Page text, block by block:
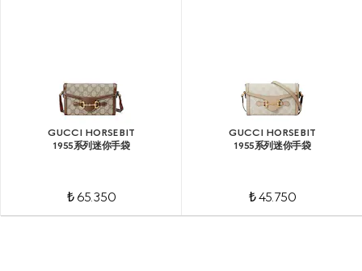
GUCCI HORSEBIT
1955系列迷你手袋
₺ 65.350
GUCCI HORSEBIT
1955系列迷你手袋
₺ 45.750